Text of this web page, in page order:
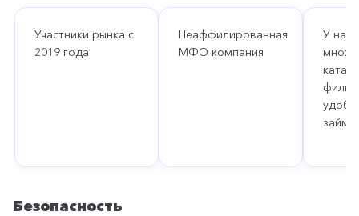
Участники рынка с
2019 года
Неаффилированная
МФО компания
У нас
займа
Безопасность